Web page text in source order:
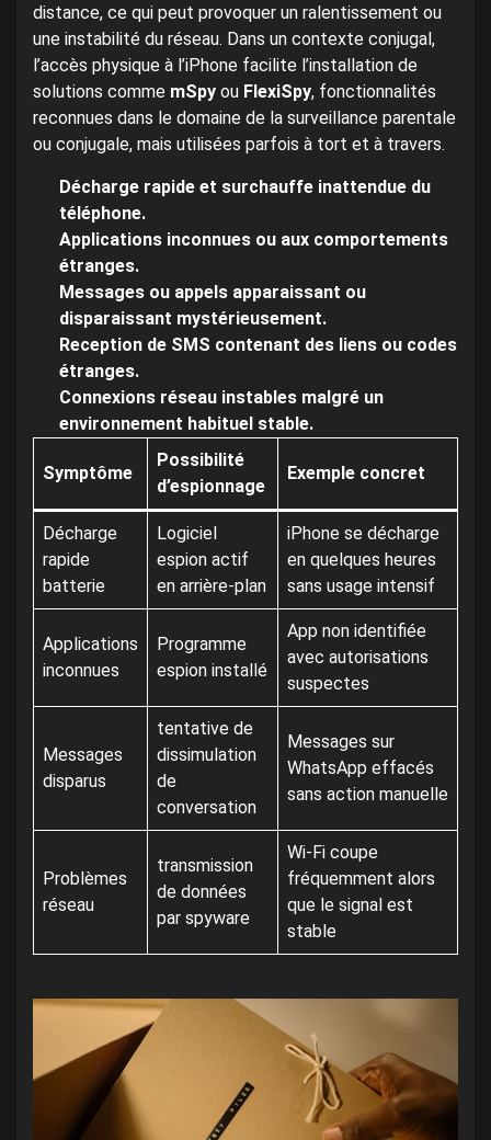
distance, ce qui peut provoquer un ralentissement ou
une instabilité du réseau. Dans un contexte conjugal,
l’accès physique à l’iPhone facilite l’installation de
solutions comme mSpy ou FlexiSpy, fonctionnalités
reconnues dans le domaine de la surveillance parentale
ou conjugale, mais utilisées parfois à tort et à travers.
Décharge rapide et surchauffe inattendue du
téléphone.
Applications inconnues ou aux comportements
étranges.
Messages ou appels apparaissant ou
disparaissant mystérieusement.
Reception de SMS contenant des liens ou codes
étranges.
Connexions réseau instables malgré un
environnement habituel stable.
Symptôme
Possibilité
d’espionnage
Exemple concret
Décharge
rapide
batterie
Logiciel
espion actif
en arrière-plan
iPhone se décharge
en quelques heures
sans usage intensif
Applications
inconnues
Programme
espion installé
App non identifiée
avec autorisations
suspectes
Messages
disparus
tentative de
dissimulation
de
conversation
Messages sur
WhatsApp effacés
sans action manuelle
Problèmes
réseau
transmission
de données
par spyware
Wi-Fi coupe
fréquemment alors
que le signal est
stable